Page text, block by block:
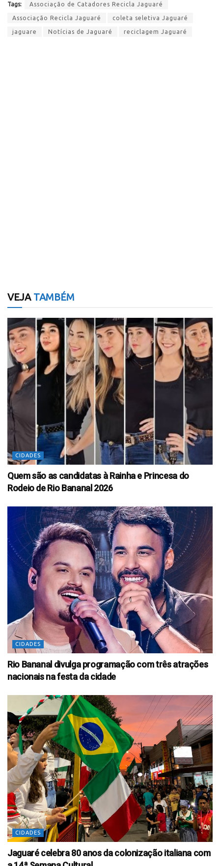
Tags: Associação de Catadores Recicla Jaguaré
Associação Recicla Jaguaré coleta seletiva Jaguaré
jaguare Notícias de Jaguaré reciclagem Jaguaré
VEJATAMBÉM
CIDADES
Quem são as candidatas à Rainha e Princesa do
Rodeio de Rio Bananal 2026
CIDADES
Rio Bananal divulga programação com três atrações
nacionais na festa da cidade
CIDADES
Jaguaré celebra 80 anos da colonização italiana com